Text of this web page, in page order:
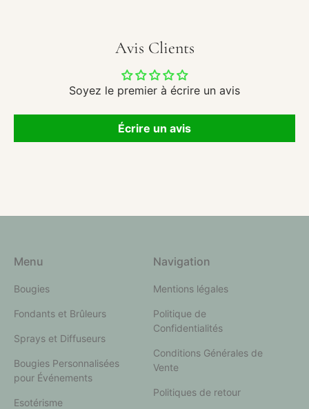
Avis Clients
Soyez le premier à écrire un avis
Écrire un avis
Menu
Bougies
Fondants et Brûleurs
Sprays et Diffuseurs
Bougies Personnalisées
pour Événements
Esotérisme
Navigation
Mentions légales
Politique de
Confidentialités
Conditions Générales de
Vente
Politiques de retour